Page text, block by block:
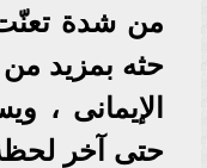
من شدة تعنّت
حثه بمزيد من
الإيمانى ،
حتى آخر